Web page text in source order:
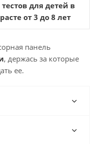
тестов для детей в
от 3 до 8 лет
панель
, держась за которые
ее.